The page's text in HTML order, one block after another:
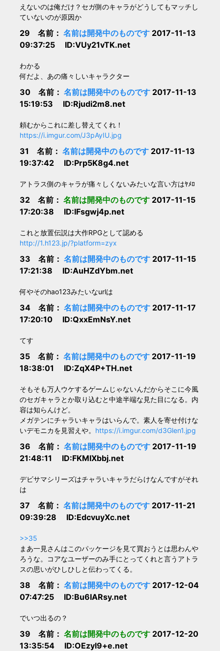
えないのは俺だけ？セガ側のキャラがどうしてもマッチし
ていないのが原因か
29 名前： 名前は開発中のものです 2017-11-13
09:37:25 ID:VUy21vTK.net
わかる
何だよ、あの痛々しいキャラクター
30 名前： 名前は開発中のものです 2017-11-13
15:19:53 ID:Rjudi2m8.net
頼むからこれに差し替えてくれ！
https://i.imgur.com/J3pAyIU.jpg
31 名前： 名前は開発中のものです 2017-11-13
19:37:42 ID:Prp5K8g4.net
アトラス側のキャラが痛々しくないみたいな言い方はﾔﾒﾛ
32 名前： 名前は開発中のものです 2017-11-15
17:20:38 ID:IFsgwj4p.net
これと放置伝説は大作RPGとして認める
http://1.h123.jp/?platform=zyx
33 名前： 名前は開発中のものです 2017-11-15
17:21:38 ID:AuHZdYbm.net
何やそのhao123みたいなurlは
34 名前： 名前は開発中のものです 2017-11-17
17:20:10 ID:QxxEmNsY.net
てす
35 名前： 名前は開発中のものです 2017-11-19
18:38:01 ID:ZqX4P+TH.net
そもそも万人ウケするゲームじゃないんだからそこに今風
のセガキャラとか取り込むと中途半端な見た目になる。内
容は知らんけど。
メガテンにチャラいキャラはいらんで。素人を寄せ付けな
いデモニカを見習えや。 https://i.imgur.com/d3Glen1.jpg
36 名前： 名前は開発中のものです 2017-11-19
21:48:11 ID:FKMIXbbj.net
デビサマシリーズはチャラいキャラだらけなんですがそれ
は
37 名前： 名前は開発中のものです 2017-11-21
09:39:28 ID:EdcvuyXc.net
>>35
まあ一見さんはこのパッケージを見て買おうとは思わんや
ろうな。コアなユーザーのみ手にとってくれと言うアトラ
スの思いがひしひしと伝わってくる。
38 名前： 名前は開発中のものです 2017-12-04
07:47:25 ID:Bu6IARsy.net
でいつ出るの？
39 名前： 名前は開発中のものです 2017-12-20
13:35:54 ID:OEzyl9+e.net